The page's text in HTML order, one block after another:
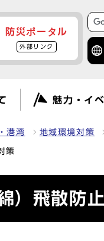
防災ポータル
外部リンク
魅力・イ
港湾 地域環境対策
策
）飛散防